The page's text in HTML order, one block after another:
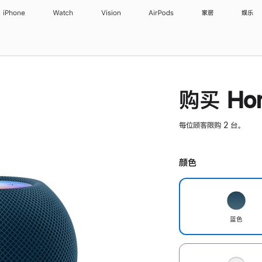
iPhone Watch Vision AirPods 家居 娱乐
购买
每位顾客限购 2 台。
颜色
蓝色